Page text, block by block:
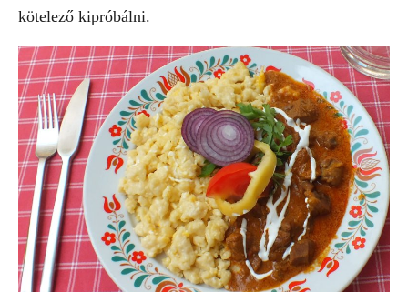
kötelező kipróbálni.